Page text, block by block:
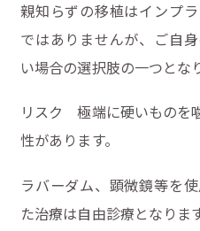
親知らずの移植はインプ
ではありませんが、ご自
い場合の選択肢の一つとな
リスク 極端に硬いものを
性があります。
ラバーダム、顕微鏡等を
た治療は自由診療となります